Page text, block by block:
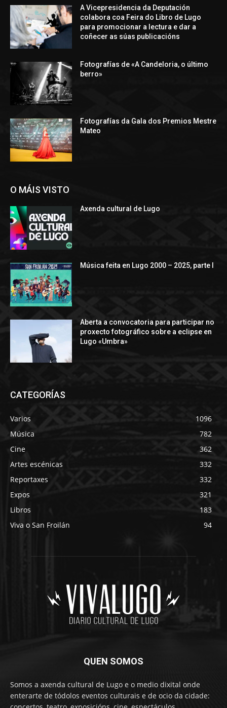
A Vicepresidencia da Deputación
colabora coa Feira do Libro de Lugo
para promocionar a lectura e dar a
coñecer as súas publicacións
Fotografías de «A Candeloria, o último
berro»
Fotografías da Gala dos Premios Mestre
Mateo
O MÁIS VISTO
Axenda cultural de Lugo
Música feita en Lugo 2000 – 2025, parte I
Aberta a convocatoria para participar no
proxecto fotográfico sobre a eclipse en
Lugo «Umbra»
CATEGORÍAS
Varios
1096
Música
782
Cine
362
Artes escénicas
332
Reportaxes
332
Expos
321
Libros
183
Viva o San Froilán
94
QUEN SOMOS
Somos a axenda cultural de Lugo e o medio dixital onde
enterarte de tódolos eventos culturais e de ocio da cidade: